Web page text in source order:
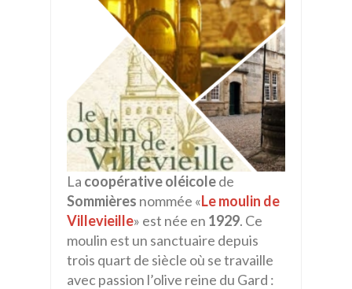
La coopérative oléicolede
Sommières nommée «Le moulin de
Villevieille» est née en 1929. Ce
moulin est un sanctuaire depuis
trois quart de siècle où se travaille
avec passion l’olive reine du Gard :